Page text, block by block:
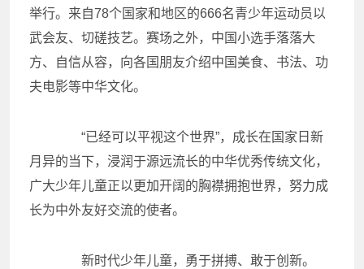
举行。来自78个国家和地区的666名青少年运动员以
武会友、切磋技艺。赛场之外，中国小选手落落大
方、自信从容，向各国朋友介绍中国美食、书法、功
夫电影等中华文化。
“已经可以平视这个世界”，成长在国家日新
月异的当下，浸润于源远流长的中华优秀传统文化，
广大少年儿童正以更加开阔的胸襟拥抱世界，努力成
长为中外友好交流的使者。
新时代少年儿童，勇于拼搏、敢于创新。